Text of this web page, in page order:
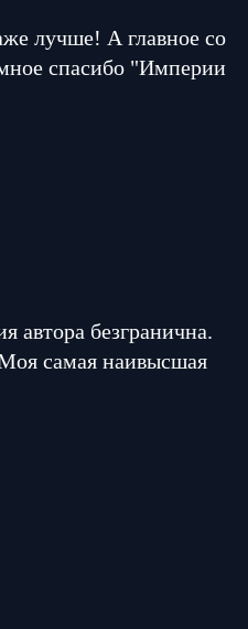
лучше! А главное со
спасибо "Империи
автора безгранична.
самая наивысшая